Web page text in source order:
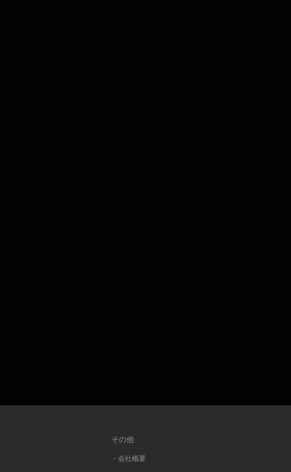
その他
・会社概要